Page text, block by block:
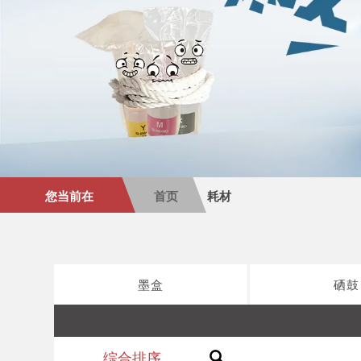
您当前在 首页 耗材
墨盒 硒鼓